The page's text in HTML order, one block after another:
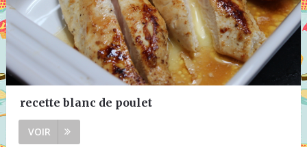
recette blanc de poulet
VOIR